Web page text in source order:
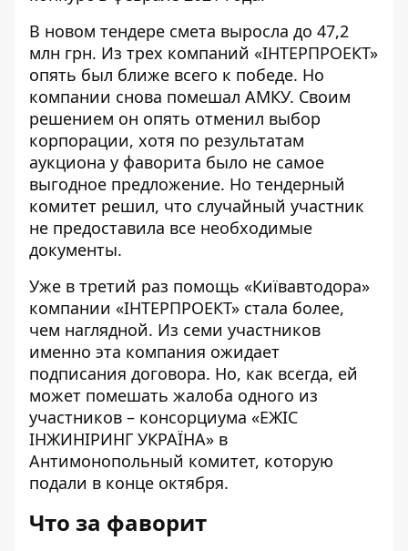
В новом тендере смета выросла до 47,2
млн грн. Из трех компаний «ІНТЕРПРОЕКТ»
опять был ближе всего к победе. Но
компании снова помешал АМКУ. Своим
решением он опять отменил выбор
корпорации, хотя по результатам
аукциона у фаворита было не самое
выгодное предложение. Но тендерный
комитет решил, что случайный участник
не предоставила все необходимые
документы.
Уже в третий раз помощь «Київавтодора»
компании «ІНТЕРПРОЕКТ» стала более,
чем наглядной. Из семи участников
именно эта компания ожидает
подписания договора. Но, как всегда, ей
может помешать жалоба одного из
участников – консорциума «ЕЖІС
ІНЖИНІРИНГ УКРАЇНА» в
Антимонопольный комитет, которую
подали в конце октября.
Что за фаворит